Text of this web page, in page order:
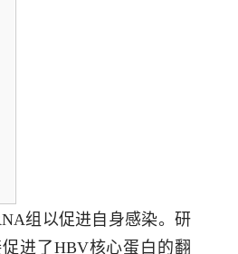
组以促进自身感染。研
进了HBV核心蛋白的翻